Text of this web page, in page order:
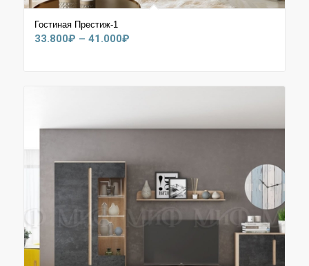
Гостиная Престиж-1
33.800₽ – 41.000₽Диапазон